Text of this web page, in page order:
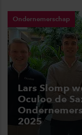
Ondernemerschap
Lars Slomp
Oculoo de
2025